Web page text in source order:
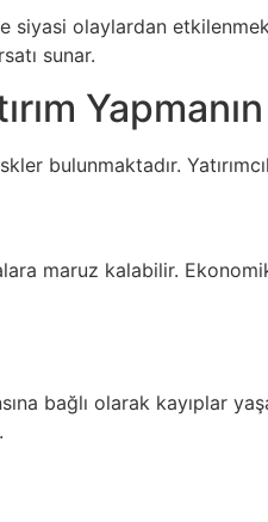
siyasi olaylardan
sunar.
bulunmaktadır.
maruz kalabilir.
bağlı olarak kayıplar